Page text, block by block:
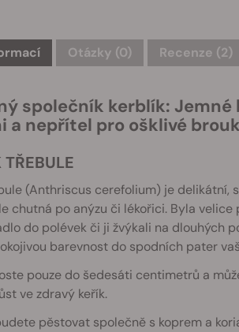
Otázky (0) Recenze (2)
společník kerblík:
a nepřítel pro ošklivé
TŘEBULE
(Anthriscus cerefolium) je
chutná po anýzu či lékořici. Byla
do polévek či ji žvýkali na dlouhých
barevnost do spodních pater
pouze do šedesáti centimetrů a
ve zdravý keřík.
pěstovat společně s koprem a